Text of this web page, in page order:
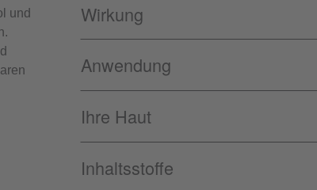
und
Wirkung
Anwendung
Ihre Haut
Inhaltsstoffe